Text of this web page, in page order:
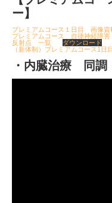
ー】
プレミアムコース１日目 画像資
プレミアムコース 自律神経障
反射点 一覧
ダウンロード
（新体制）プレミアムコース1日目
・内臓治療 同調